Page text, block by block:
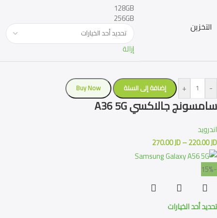
التخزين
128GB
256GB
إزالة
-
+ إضافة إلى السلة Buy Now
سامسونج جالاكسي A36 5G
اندرويد
220.00JD
–
270.00JD
-15%
تحديد أحد الخيارات